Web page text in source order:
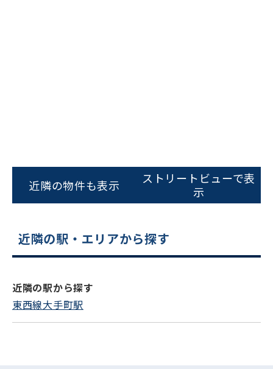
スムーズにご案内できます
0120-620-213
近隣の物件も表示
ストリートビューで表
示
近隣の駅・エリアから探す
近隣の駅から探す
東西線大手町駅